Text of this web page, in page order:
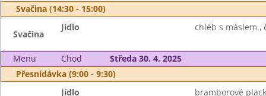
Svačina (14:30 - 15:00)
Svačina
Jídlo chléb s máslem ,
Menu Chod
Středa 30. 4. 2025
Přesnídávka (9:00 - 9:30)
Jídlo bramborové